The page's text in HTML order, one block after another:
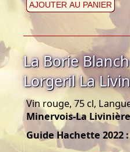
AJOUTER AU PANIER
La Borie
Lorgeril La
Vin rouge, 75 cl,
Minervois-La Livinière
Guide Hachette 2022 :